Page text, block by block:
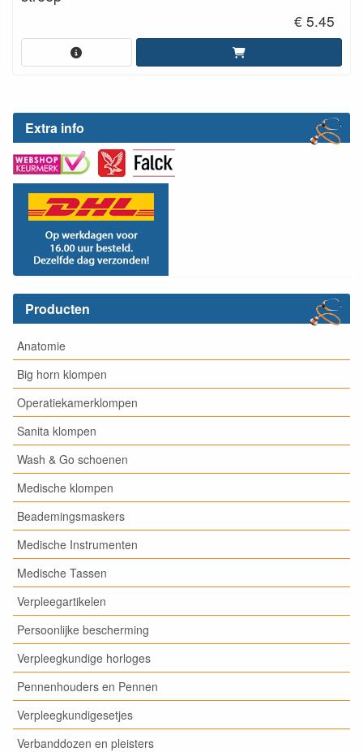
Extra info
Producten
Anatomie
Big horn klompen
Operatiekamerklompen
Sanita klompen
Wash & Go schoenen
Medische klompen
Beademingsmaskers
Medische Instrumenten
Medische Tassen
Verpleegartikelen
Persoonlijke bescherming
Verpleegkundige horloges
Pennenhouders en Pennen
Verpleegkundigesetjes
Verbanddozen en pleisters
€ 5.45